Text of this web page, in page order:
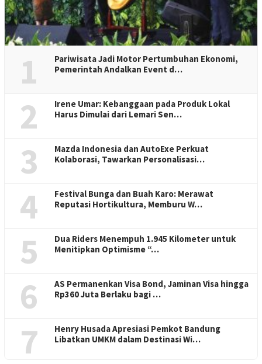
1
Pariwisata Jadi Motor Pertumbuhan Ekonomi,
Pemerintah Andalkan Event d…
2
Irene Umar: Kebanggaan pada Produk Lokal
Harus Dimulai dari Lemari Sen…
3
Mazda Indonesia dan AutoExe Perkuat
Kolaborasi, Tawarkan Personalisasi…
4
Festival Bunga dan Buah Karo: Merawat
Reputasi Hortikultura, Memburu W…
5
Dua Riders Menempuh 1.945 Kilometer untuk
Menitipkan Optimisme “…
6
AS Permanenkan Visa Bond, Jaminan Visa hingga
Rp360 Juta Berlaku bagi …
7
Henry Husada Apresiasi Pemkot Bandung
Libatkan UMKM dalam Destinasi Wi…